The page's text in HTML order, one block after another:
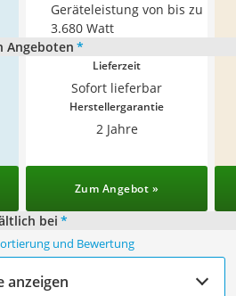
Geräteleistung von bis zu
3.680 Watt
Angeboten *
Lieferzeit
Sofort lieferbar
Herstellergarantie
2 Jahre
Zum Angebot »
bei *
und Bewertung
anzeigen